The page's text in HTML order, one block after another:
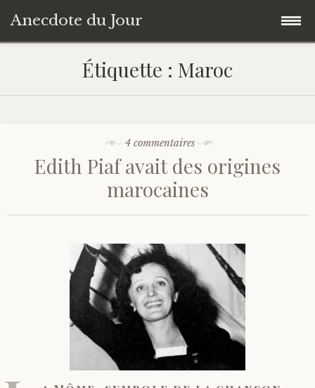
Anecdote du Jour
contenu
Livres de Culture Générale
Étiquette : Maroc
4 commentaires
Edith Piaf avait des origines
marocaines